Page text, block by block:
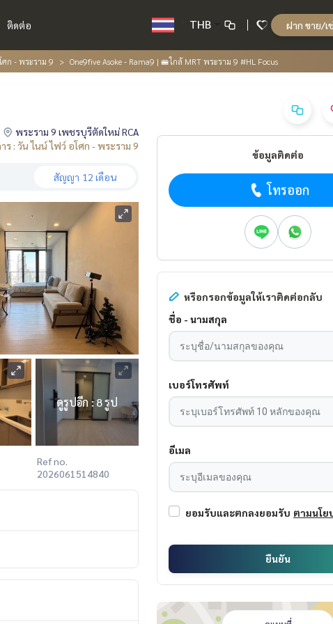
ติดต่อ THB ฝาก ขาย/เ
ก - พระราม 9 One9five Asoke - Rama9 | 🚝ใกล้ MRT พระราม 9 #HL Focus
พระราม 9 เพชรบุรีตัดใหม่ RCA
าร : วัน ไนน์ ไฟว์ อโศก - พระราม 9
สัญญา 12 เดือน
ดูรูปอีก : 8 รูป
Ref no.
2026061514840
ข้อมูลติดต่อ
โทรออก
หรือกรอกข้อมูลให้เราติดต่อกลับ
ชื่อ - นามสกุล
เบอร์โทรศัพท์
อีเมล
ยอมรับและตกลงยอมรับ ตามนโย
ยืนยัน